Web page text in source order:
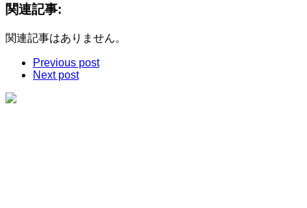
関連記事:
関連記事はありません。
Previous post
Next post